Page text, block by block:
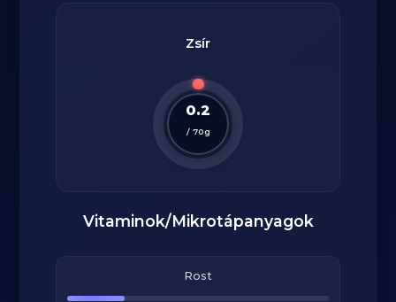
Zsír
0.2
/ 70g
Vitaminok/Mikrotápanyagok
Rost